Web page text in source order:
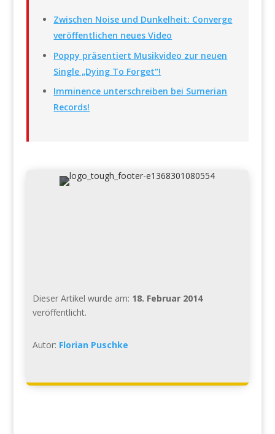
Zwischen Noise und Dunkelheit: Converge
veröffentlichen neues Video
Poppy präsentiert Musikvideo zur neuen
Single „Dying To Forget“!
Imminence unterschreiben bei Sumerian
Records!
Dieser Artikel wurde am: 18. Februar 2014
veröffentlicht.
Autor: Florian Puschke